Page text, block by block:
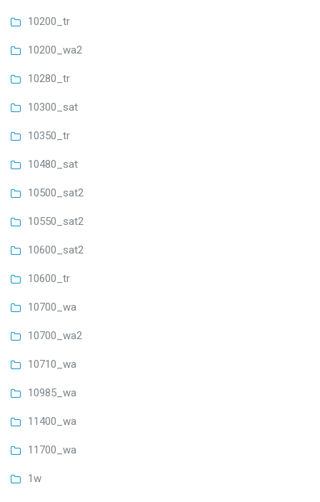
10200_tr
10200_wa2
10280_tr
10300_sat
10350_tr
10480_sat
10500_sat2
10550_sat2
10600_sat2
10600_tr
10700_wa
10700_wa2
10710_wa
10985_wa
11400_wa
11700_wa
1w